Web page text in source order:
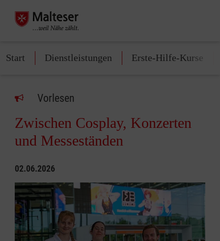
Start Dienstleistungen Erste-Hilfe-Kurse
Vorlesen
Zwischen Cosplay, Konzerten
und Messeständen
02.06.2026